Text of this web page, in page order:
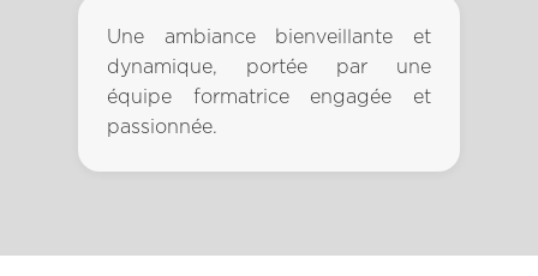
Une ambiance bienveillante et
dynamique, portée par une
équipe formatrice engagée et
passionnée.